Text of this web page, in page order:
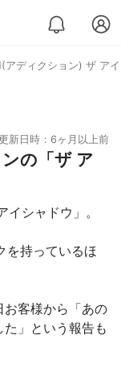
アディクション) ザ ア
新日時：6ヶ月以上前
の「ザ ア
シャドウ」。
を持っているほ
お客様から「あの
」という報告も